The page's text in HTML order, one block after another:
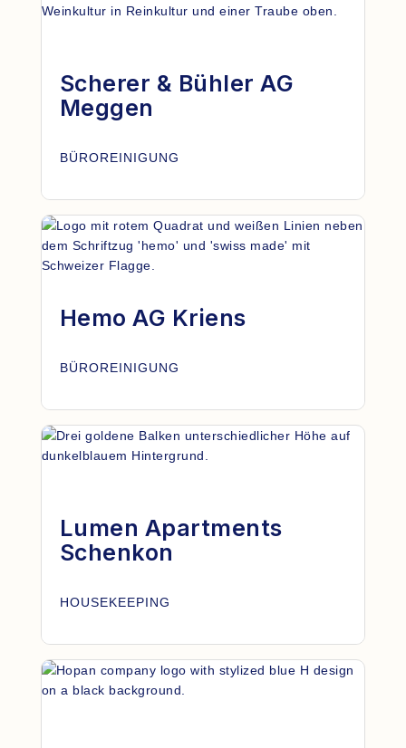
Scherer & Bühler AG
Meggen
BÜROREINIGUNG
Hemo AG Kriens
BÜROREINIGUNG
Lumen Apartments
Schenkon
HOUSEKEEPING